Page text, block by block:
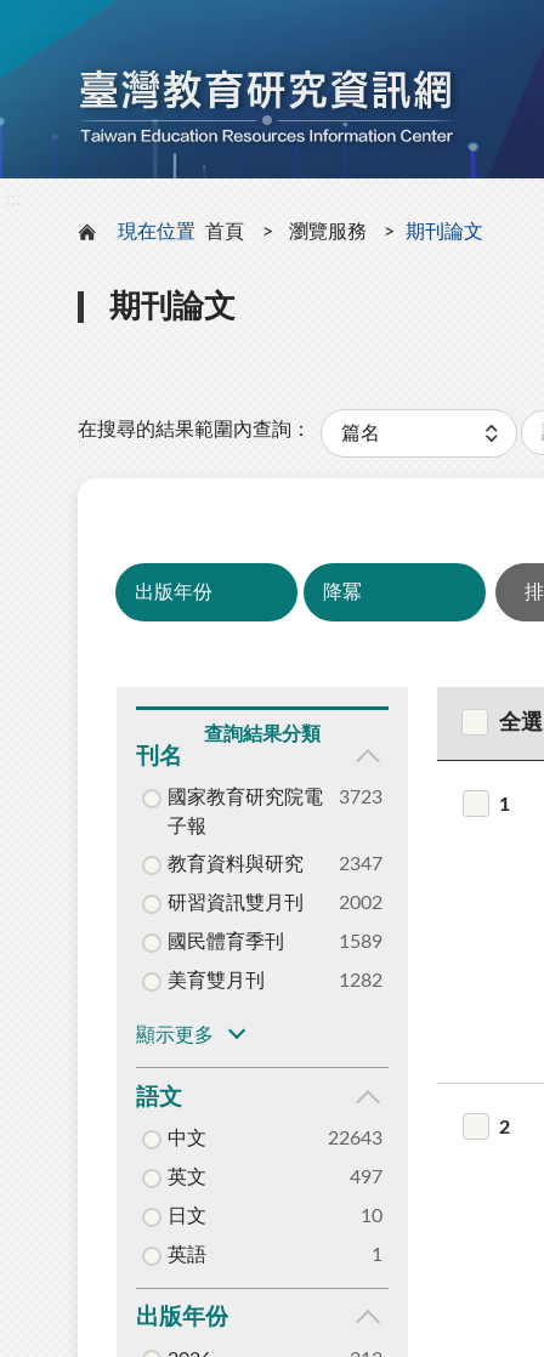
現在位置 首頁 瀏覽服務 期刊論文
期刊論文
在搜尋的結果範圍內查詢：
類
字
查詢結果分類
刊名
國家教育研究院電
子報
3723
教育資料與研究
2347
研習資訊雙月刊
2002
國民體育季刊
1589
美育雙月刊
1282
顯示更多
語文
中文
22643
英文
497
日文
10
英語
1
出版年份
全選
1
2